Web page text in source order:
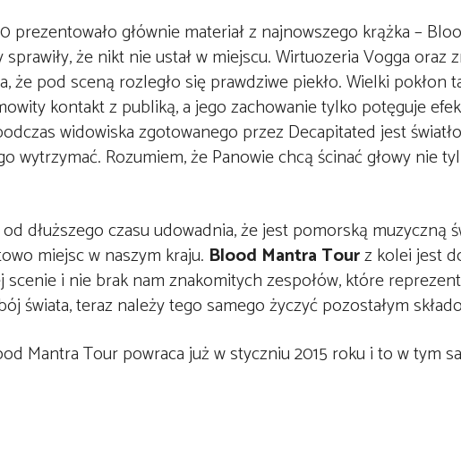
głównie materiał z najnowszego krążka –
że nikt nie ustał w miejscu. Wirtuozeria Vogga oraz
że pod sceną rozległo się prawdziwe piekło. Wielki pokłon
kontakt z publiką, a jego zachowanie tylko potęguje
widowiska zgotowanego przez Decapitated jest
Rozumiem, że Panowie chcą ścinać głowy nie
od dłuższego czasu udowadnia, że jest pomorską muzyczną
miejsc w naszym kraju. Blood Mantra Tourz kolei jest
i nie brak nam znakomitych zespołów, które
świata, teraz należy tego samego życzyć pozostałym
Mantra Tour powraca już w styczniu 2015 roku i to w tym